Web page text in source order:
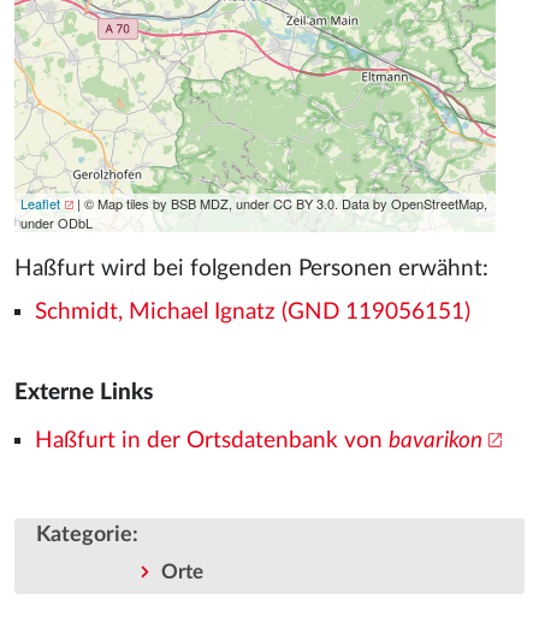
Leaflet
| © Map tiles by BSB MDZ, under CC BY 3.0. Data by OpenStreetMap,
under ODbL
Haßfurt wird bei folgenden Personen erwähnt:
Schmidt, Michael Ignatz (GND 119056151)
Externe Links
Haßfurt in der Ortsdatenbank von bavarikon
Kategorie:
Orte